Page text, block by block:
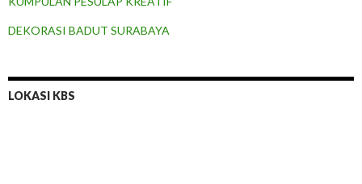
DEKORASI BADUT SURABAYA
LOKASI KBS